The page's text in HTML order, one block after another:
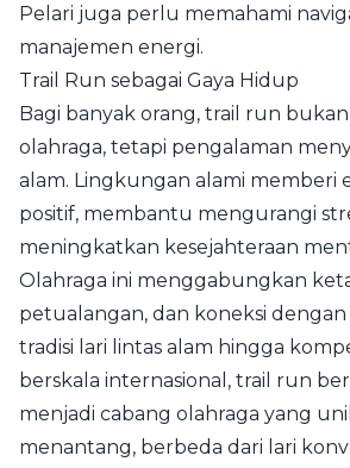
Pelari juga perlu memahami
manajemen energi.
Trail Run sebagai Gaya Hidup
Bagi banyak orang, trail run
olahraga, tetapi pengalaman
alam. Lingkungan alami memberi
positif, membantu mengurangi
meningkatkan kesejahteraan
Olahraga ini menggabungkan
petualangan, dan koneksi dengan
tradisi lari lintas alam hingga
berskala internasional, trail run
menjadi cabang olahraga yang
menantang, berbeda dari lari